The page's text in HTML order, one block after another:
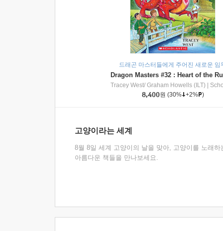
드래곤 마스터들에게 주어진 새로운 임
Tracey West/ Graham Howells (ILT)
8,400원 (30% +2% )
고양이라는 세계
8월 8일 세계 고양이의 날을 맞아, 고양이를 노래하
아름다운 책들을 만나보세요.